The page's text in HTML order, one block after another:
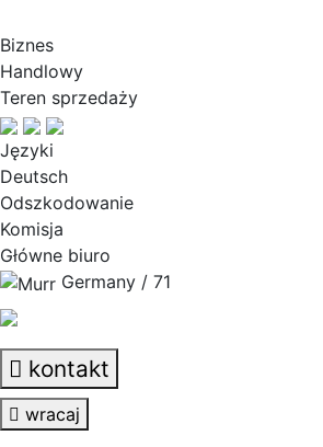
Biznes
Handlowy
Teren sprzedaży
Języki
Deutsch
Odszkodowanie
Komisja
Główne biuro
Germany / 71
kontakt
wracaj